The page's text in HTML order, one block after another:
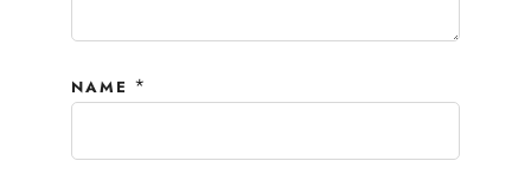
NAME *